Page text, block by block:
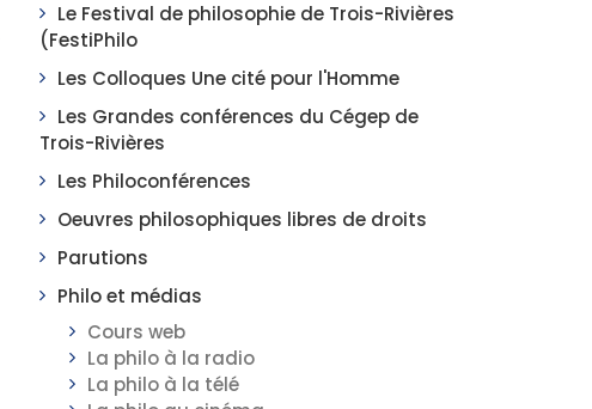
Le Festival de philosophie de Trois-Rivières
(FestiPhilo
Les Colloques Une cité pour l'Homme
Les Grandes conférences du Cégep de
Trois-Rivières
Les Philoconférences
Oeuvres philosophiques libres de droits
Parutions
Philo et médias
Cours web
La philo à la radio
La philo à la télé